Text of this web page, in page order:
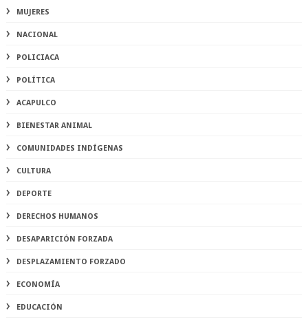
MUJERES
NACIONAL
POLICIACA
POLÍTICA
ACAPULCO
BIENESTAR ANIMAL
COMUNIDADES INDÍGENAS
CULTURA
DEPORTE
DERECHOS HUMANOS
DESAPARICIÓN FORZADA
DESPLAZAMIENTO FORZADO
ECONOMÍA
EDUCACIÓN